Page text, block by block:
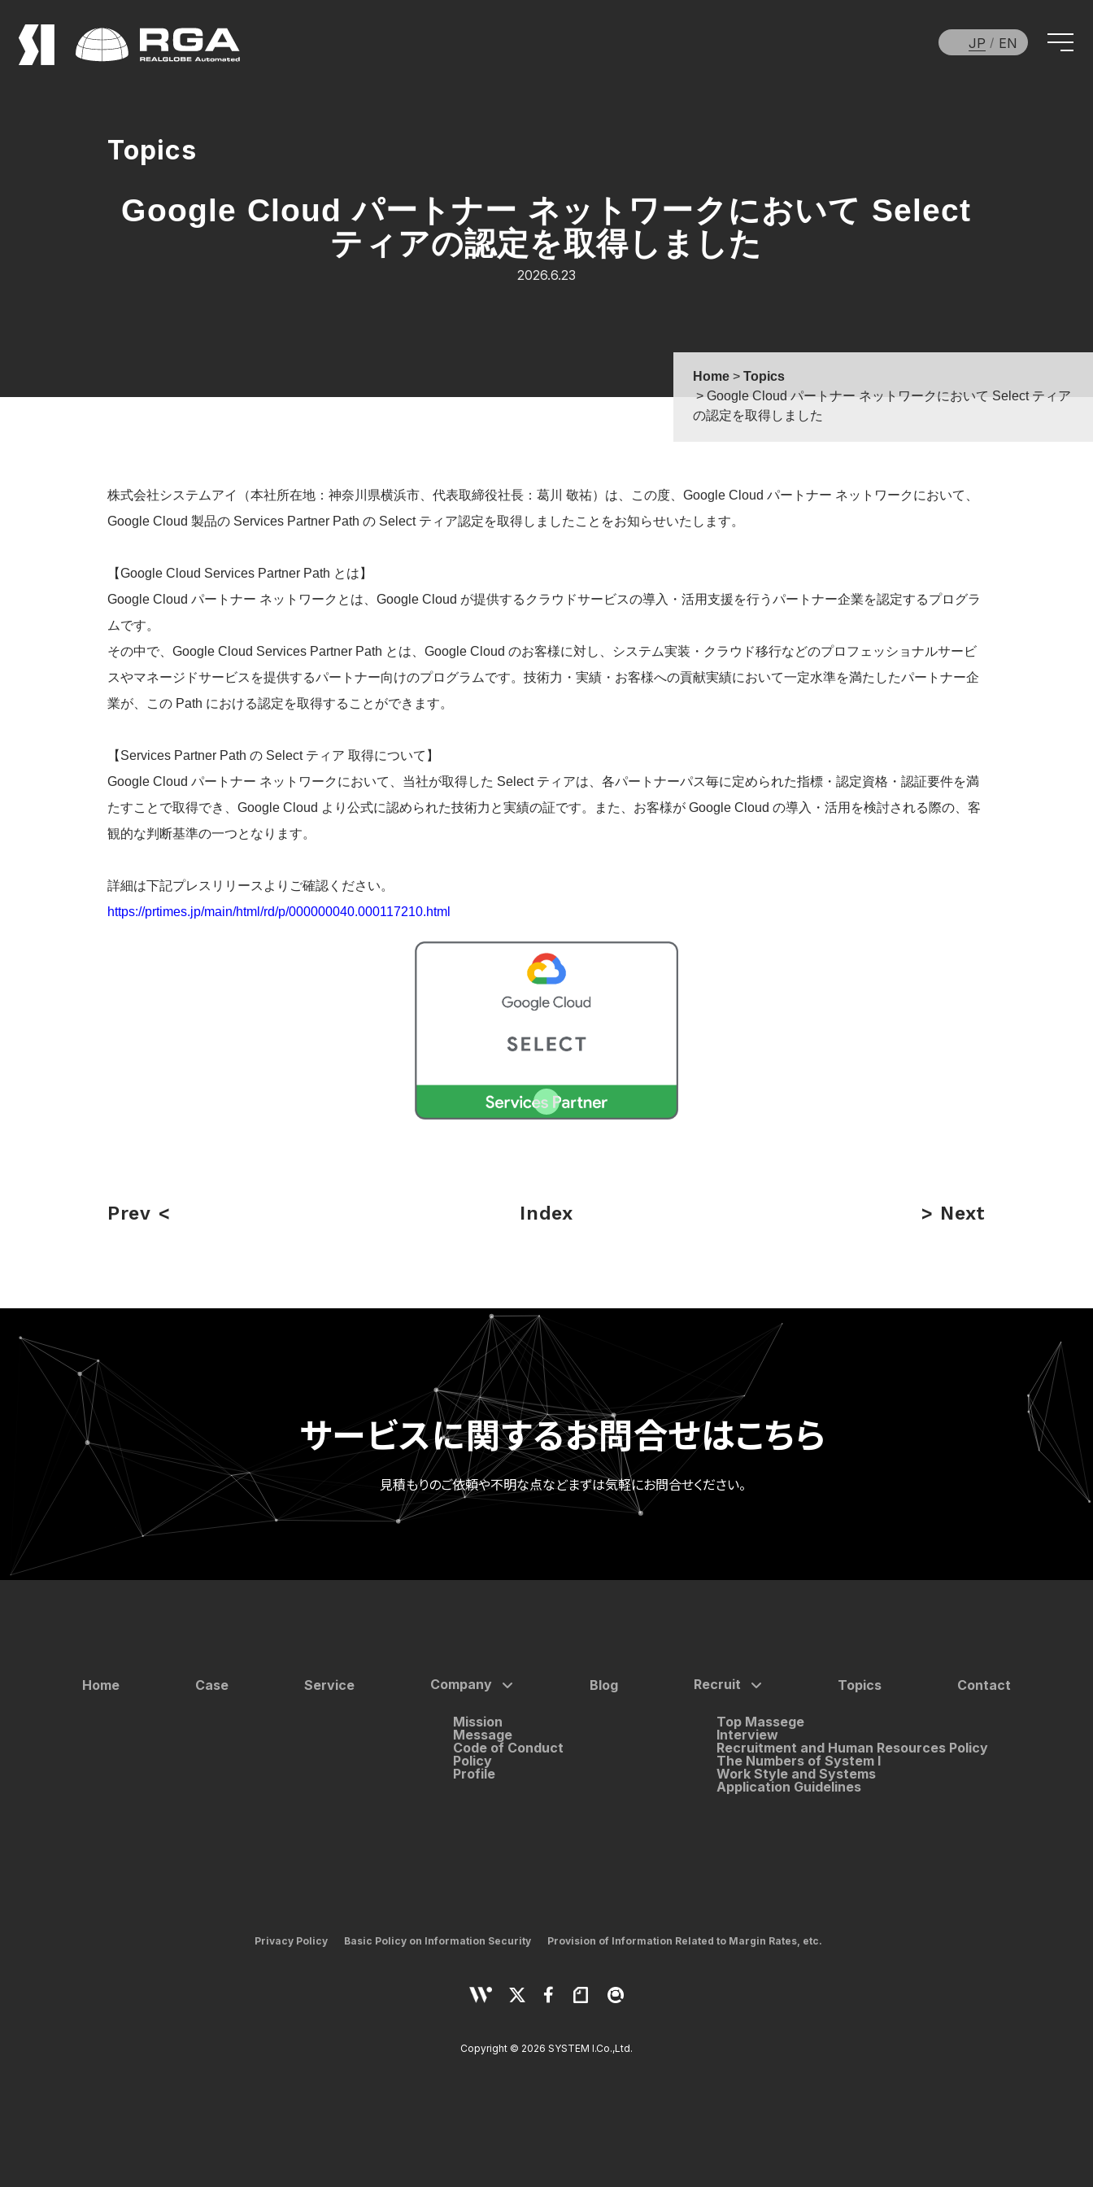
Topics
Google Cloud パートナー ネットワークにおいて Select
ティアの認定を取得しました
2026.6.23
Home
Topics
Google Cloud パートナー ネットワークにおいて Select ティア
の認定を取得しました
株式会社システムアイ（本社所在地：神奈川県横浜市、代表取締役社長：葛川 敬祐）は、この度、Google Cloud パートナー ネットワークにおいて、
Google Cloud 製品の Services Partner Path の Select ティア認定を取得しましたことをお知らせいたします。
【Google Cloud Services Partner Path とは】
Google Cloud パートナー ネットワークとは、Google Cloud が提供するクラウドサービスの導入・活用支援を行うパートナー企業を認定するプログラ
ムです。
その中で、Google Cloud Services Partner Path とは、Google Cloud のお客様に対し、システム実装・クラウド移行などのプロフェッショナルサービ
スやマネージドサービスを提供するパートナー向けのプログラムです。技術力・実績・お客様への貢献実績において一定水準を満たしたパートナー企
業が、この Path における認定を取得することができます。
【Services Partner Path の Select ティア 取得について】
Google Cloud パートナー ネットワークにおいて、当社が取得した Select ティアは、各パートナーパス毎に定められた指標・認定資格・認証要件を満
たすことで取得でき、Google Cloud より公式に認められた技術力と実績の証です。また、お客様が Google Cloud の導入・活用を検討される際の、客
観的な判断基準の一つとなります。
詳細は下記プレスリリースよりご確認ください。
https://prtimes.jp/main/html/rd/p/000000040.000117210.html
Prev Index Next
サービスに関するお問合せはこちら
見積もりのご依頼や不明な点などまずは気軽にお問合せください。
Home Case Service Company
Mission
Message
Code of Conduct
Policy
Profile
Blog Recruit
Top Massege
Interview
Recruitment and Human Resources Policy
The Numbers of System I
Work Style and Systems
Application Guidelines
Topics Contact
Privacy Policy Basic Policy on Information Security Provision of Information Related to Margin Rates, etc.
Copyright © 2026 SYSTEM I.Co.,Ltd.
JP EN